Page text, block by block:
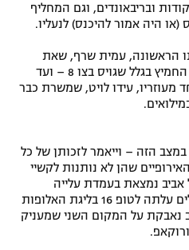
עסק
ובריבאונדים, וגם המחליף
היה אמור להיכנס) לנעליו.
הראשונה, עמית שרף, שאת
החלק הראשון בהכנה החוזרת החמיץ בגלל שגויס בצו 8 – ועד
מעוזריו, עידו לויט, שמשרת כבר
במצב הזה – וייאמר לזכותן של כל
שהן לא נותנות לקשיי
נמצאת בעמדת עלייה
לפלייאוף ביורוליג, הפועל ירושלים עלתה לטופ 16 בליגת האלופות
נאבקת על המקום השני שמעניק